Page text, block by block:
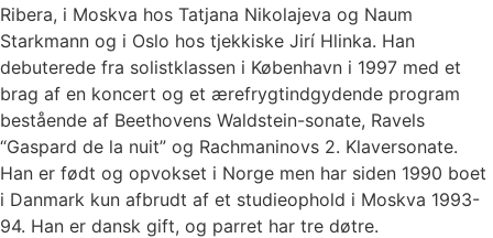
Ribera, i Moskva hos Tatjana Nikolajeva og Naum
Starkmann og i Oslo hos tjekkiske Jirí Hlinka. Han
debuterede fra solistklassen i København i 1997 med et
brag af en koncert og et ærefrygtindgydende program
bestående af Beethovens Waldstein-sonate, Ravels
“Gaspard de la nuit” og Rachmaninovs 2. Klaversonate.
Han er født og opvokset i Norge men har siden 1990 boet
i Danmark kun afbrudt af et studieophold i Moskva 1993-
94. Han er dansk gift, og parret har tre døtre.